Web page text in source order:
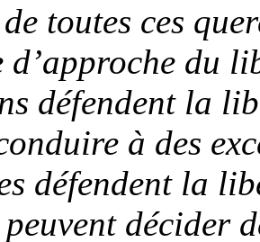
toutes ces
d’approche du
défendent la
à des
défendent la
décider